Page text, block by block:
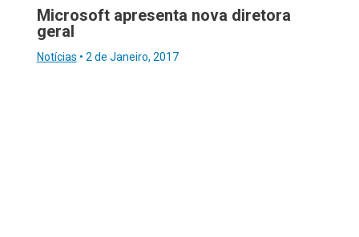
Microsoft apresenta nova diretora
geral
Notícias • 2 de Janeiro, 2017